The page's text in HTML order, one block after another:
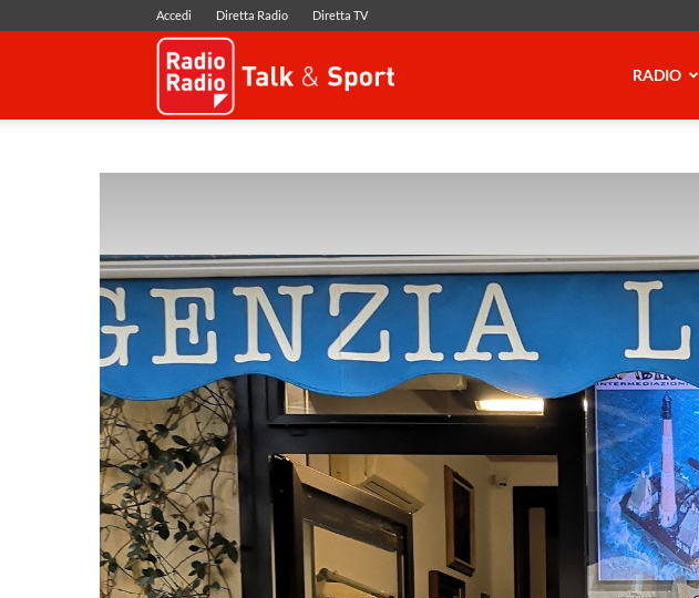
Accedi Diretta Radio Diretta TV
RADIO